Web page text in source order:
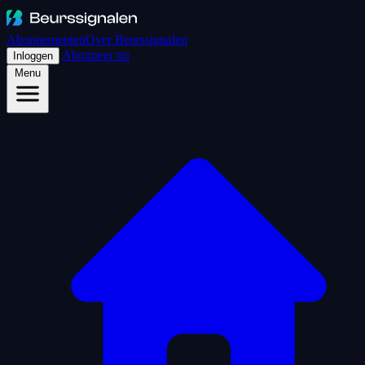
AbonnementenOver Beurssignalen
Inloggen Abonneer nu
Menu